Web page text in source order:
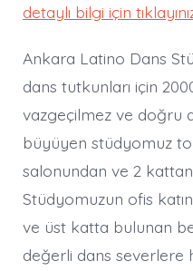
detaylı bilgi için
Ankara Latino Dans
dans tutkunları için
vazgeçilmez ve doğru
büyüyen stüdyomuz
salonundan ve 2
Stüdyomuzun ofis
ve üst katta bulunan
değerli dans severlere